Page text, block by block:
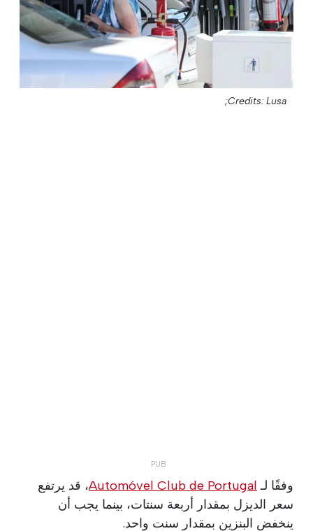
Credits: Lusa;
وفقًا لـ Automóvel Club de Portugal، قد يرتفع
سعر الديزل بمقدار أربعة سنتات، بينما يجب أن
ينخفض البنزين بمقدار سنت واحد.